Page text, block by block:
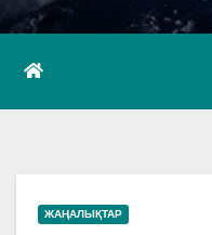
ЖАҢАЛЫҚТАР